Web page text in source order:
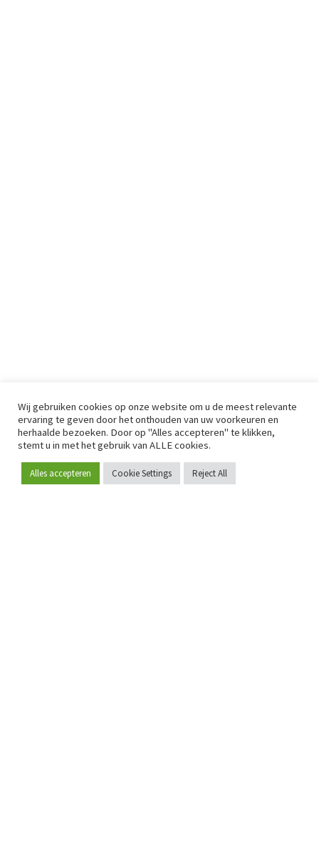
Word lid
Wij gebruiken cookies op onze website om u de meest relevante
ervaring te geven door het onthouden van uw voorkeuren en
herhaalde bezoeken. Door op "Alles accepteren" te klikken,
stemt u in met het gebruik van ALLE cookies.
Alles accepteren Cookie Settings Reject All